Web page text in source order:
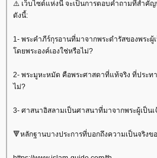
⚠️ เว็บไซต์แห่งนี้ จะเป็นการตอบคำถามที่สำคัญ
ดังนี้:
1- พระคำภีร์กุรอานที่มาจากพระดำรัสของพระ
ดยพระองค์เองใช่หรือไม่?
2- พระมูหะหมัด คือพระศาสดาที่แท้จริง ที่ประท
ไม่?
3- ศาสนาอิสลามเป็นศาสนาที่มาจากพระผู้เป็นเ
🔻หลักฐานบางประการที่บอกถึงความเป็นจริงข